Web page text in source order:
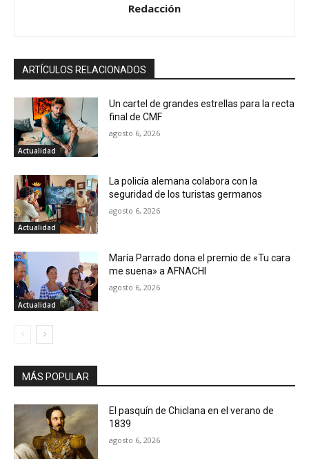
Redacción
ARTÍCULOS RELACIONADOS
Actualidad
Un cartel de grandes estrellas para la recta
final de CMF
agosto 6, 2026
Actualidad
La policía alemana colabora con la
seguridad de los turistas germanos
agosto 6, 2026
Actualidad
María Parrado dona el premio de «Tu cara
me suena» a AFNACHI
agosto 6, 2026
MÁS POPULAR
El pasquín de Chiclana en el verano de
1839
agosto 6, 2026